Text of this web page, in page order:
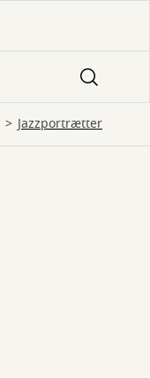
Jazzportrætter